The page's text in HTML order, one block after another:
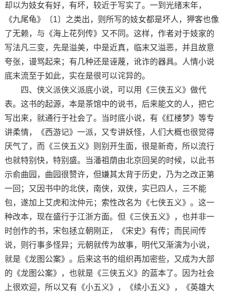
却以为妓女有好，有坏，较近于写实了。一到光绪末年，
《九尾龟》〔1〕之类出，则所写的妓女都是坏人，狎客也像
了无赖，与《海上花列传》又不同。这样，作者对于妓家的
写法凡三变，先是溢美，中是近真，临末又溢恶，并且故意
夸张，谩骂起来；有几种还是诬蔑，讹诈的器具。人情小说
底末流至于如此，实在是很可以诧异的。
四、侠义派侠义派底小说，可以用《三侠五义》做代
表。这书的起源，本是茶馆中的说书，后来能文的人，把它
写出来，就通行于社会了。当时底小说，有《红楼梦》等专
讲柔情，《西游记》一派，又专讲妖怪，人们大概也很觉得
厌气了，而《三侠五义》则别开生面，很是新奇，所以流行
也就特别快，特别盛。当潘祖荫由北京回吴的时候，以此书
示俞曲园，曲园很赞许，但嫌其太背于历史，乃为之改正第
一回；又因书中的北侠，南侠，双侠，实已四人，三不能
包，遂加上艾虎和沈仲元；索性改名为《七侠五义》。这一
种改本，现在盛行于江浙方面。但《三侠五义》，也并非一
时创作的书，宋包拯立朝刚正，《宋史》有传；而民间传
说，则行事多怪异；元朝就传为故事，明代又渐演为小说，
就是《龙图公案》。后来这书的组织再加密些，又成为大部
的《龙图公案》，也就是《三侠五义》的蓝本了。因为社会
上很欢迎，所以又有《小五义》，《续小五义》，《英雄大